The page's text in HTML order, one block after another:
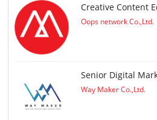
Creative Content
Oops network Co.,Ltd.
Senior Digital
Way Maker Co.,Ltd.